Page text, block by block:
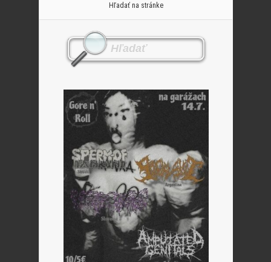
Hľadať na stránke